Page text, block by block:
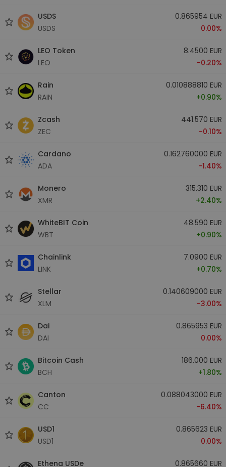
USDS
USDS
0.865954 EUR
0.00%
LEO Token
LEO
8.4500 EUR
-0.20%
Rain
RAIN
0.010888810 EUR
+0.90%
Zcash
ZEC
441.570 EUR
-0.10%
Cardano
ADA
0.162760000 EUR
-1.40%
Monero
XMR
315.310 EUR
+2.40%
WhiteBIT Coin
WBT
48.590 EUR
+0.90%
Chainlink
LINK
7.0900 EUR
+0.70%
Stellar
XLM
0.140609000 EUR
-3.00%
Dai
DAI
0.865953 EUR
0.00%
Bitcoin Cash
BCH
186.000 EUR
+1.80%
Canton
CC
0.088043000 EUR
-6.40%
USD1
USD1
0.865623 EUR
0.00%
Ethena USDe
0.865660 EUR